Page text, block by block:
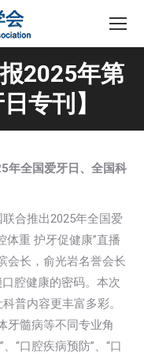
2025年第
专刊】
年全国爱牙日、全国科
合推出2025年全国爱
重 护牙促健康”直播
会长，俞光岩名誉会长
腔健康的密码。本次
普内容更丰富多彩。
牙髓病等不同专业角
“口腔疾病预防”、“口